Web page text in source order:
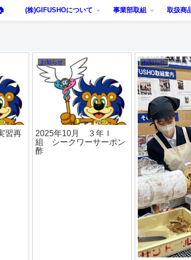
(株)GIFUSHOについて 事業部取組 取扱商
チャ
に出
お知らせ
2017年10月 マーサ販
売実習
お知らせ
2024年10月
売実習の予定